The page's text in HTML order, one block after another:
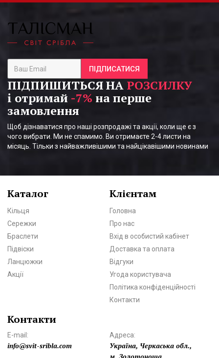
ПІДПИСАТИСЯ
ПІДПИШИТЬСЯ НА РОЗСИЛКУ
і отримай -7% на перше
замовлення
Щоб дізнаватися про наші розпродажі та акції, коли ще є з
чого вибрати. Ми не спамимо. Ви отримаєте 2-4 листи на
місяць. Тільки з найважливішими та найцікавішими новинами
Каталог
Кільця
Сережки
Браслети
Підвіски
Ланцюжки
Акції
Клієнтам
Головна
Про нас
Вхід в особистий кабінет
Доставка та оплата
Відгуки
Угода користувача
Політика конфіденційності
Контакти
Контакти
E-mail:
info@svit-sribla.com
Адреса:
Україна, Черкаська обл.,